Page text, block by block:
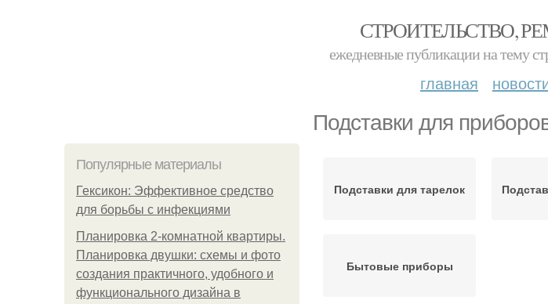
СТРОИТЕЛЬСТВО,
ежедневные публикации на тему
главная
Подставки для
Популярные материалы
Гексикон: Эффективное средство
для борьбы с инфекциями
Планировка 2-комнатной квартиры.
Планировка двушки: схемы и фото
создания практичного, удобного и
функционального дизайна в
Подставки для тарелок
Бытовые приборы